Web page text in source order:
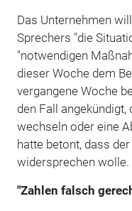
Das Unternehmen
Sprechers "die
"notwendigen
dieser Woche dem
vergangene Woche
den Fall
wechseln oder eine
hatte betont, dass
widersprechen wolle.
"Zahlen falsch